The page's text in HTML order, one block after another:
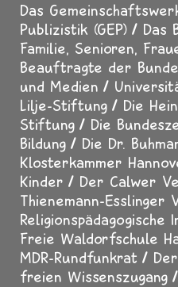
Das
Publizistik (GEP)
Das
Familie, Senioren,
Beauftragte der
und Medien
Lilje-Stiftung
Die
Stiftung
Die
Bildung
Die Dr.
Klosterkammer
Kinder
Der Calwer
Thienemann-Esslinger
Freie Waldorfschule
MDR-Rundfunkrat
freien Wissenszugang